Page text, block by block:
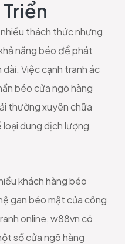
thách thức nhưng
năng béo để phát
Việc cạnh tranh ác
béo cửa ngõ hàng
thường xuyên chữa
loại dung dịch lượng
khách hàng béo
gan béo mật của công
online, w88vn có
số cửa ngõ hàng